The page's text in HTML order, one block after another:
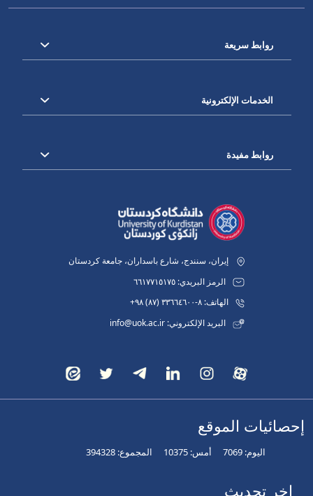
روابط سريعة
الخدمات الإلكترونية
روابط مفيدة
إيران، سنندج، شارع باسداران، جامعة كردستان
الرمز البريدي: ٦٦١٧٧١٥١٧٥
الهاتف: ٨-٣٣٦٦٤٦٠٠ (٨٧) ٩٨+
البريد الإلكتروني: info@uok.ac.ir
إحصائيات الموقع
اليوم: 7069 أمس: 10375 المجموع: 394328
اخر تحديث